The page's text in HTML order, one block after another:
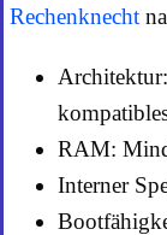
Rechenknecht
RAM:
Interner